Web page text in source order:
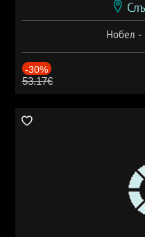
Нобел -
-30%
53.17€